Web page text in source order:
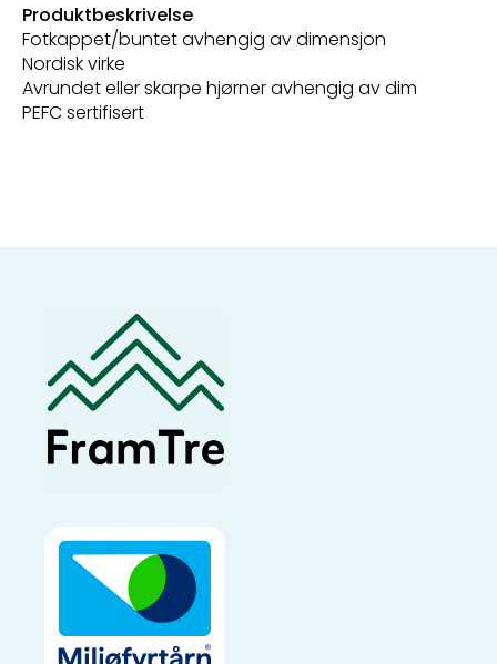
Produktbeskrivelse
Fotkappet/buntet avhengig av dimensjon
Nordisk virke
Avrundet eller skarpe hjørner avhengig av dim
PEFC sertifisert